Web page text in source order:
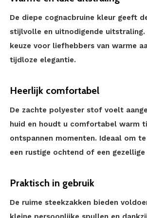
De diepe cognacbruine kleur geeft
stijlvolle en uitnodigende uitstraling.
keuze voor liefhebbers van warme
tijdloze elegantie.
Heerlijk comfortabel
De zachte polyester stof voelt
huid en houdt u comfortabel warm
ontspannen momenten. Ideaal om
een rustige ochtend of een gezellige
Praktisch in gebruik
De ruime steekzakken bieden